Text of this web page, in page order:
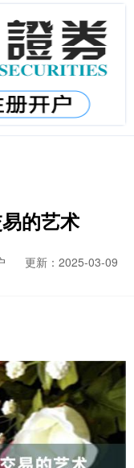
的艺术
更新：2025-03-09